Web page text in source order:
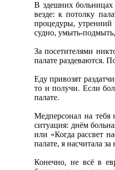
В здешних
везде: к потолку
процедуры, утренний
судно, умыть-подмыть,
За посетителями
палате раздеваются.
Еду привозят
то и получи. Если
палате.
Медперсонал на тебя
ситуация: днём
или «Когда рассвет
палате, я насчитала
Конечно, не всё в